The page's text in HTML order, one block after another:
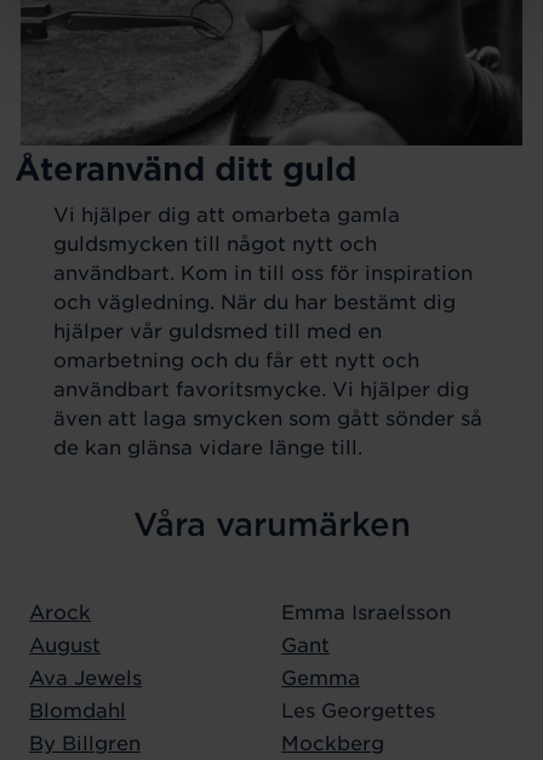
Återanvänd ditt guld
Vi hjälper dig att omarbeta gamla
guldsmycken till något nytt och
användbart. Kom in till oss för inspiration
och vägledning. När du har bestämt dig
hjälper vår guldsmed till med en
omarbetning och du får ett nytt och
användbart favoritsmycke. Vi hjälper dig
även att laga smycken som gått sönder så
de kan glänsa vidare länge till.
Våra varumärken
Arock
August
Ava Jewels
Blomdahl
By Billgren
Emma Israelsson
Gant
Gemma
Les Georgettes
Mockberg